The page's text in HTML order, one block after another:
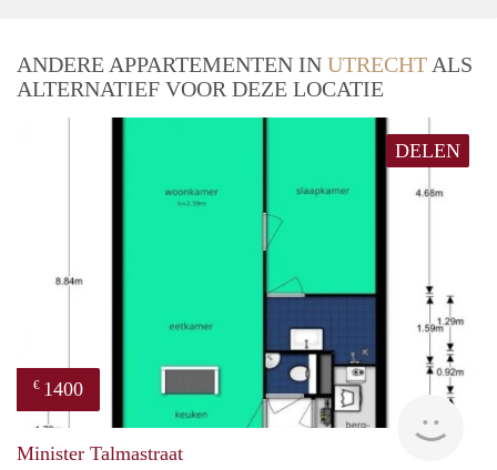
ANDERE APPARTEMENTEN IN UTRECHT ALS
ALTERNATIEF VOOR DEZE LOCATIE
DELEN
€ 1400
Minister Talmastraat